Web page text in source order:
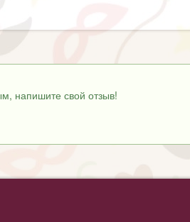
напишите свой отзыв!